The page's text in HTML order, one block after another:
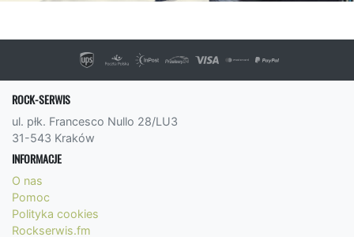
ROCK-SERWIS
ul. płk. Francesco Nullo 28/LU3
31-543 Kraków
INFORMACJE
O nas
Pomoc
Polityka cookies
Rockserwis.fm